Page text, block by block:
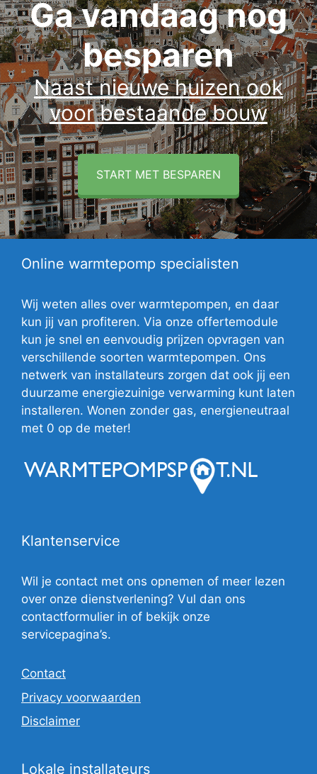
Ga vandaag nog
besparen
Naast nieuwe huizen ook
voor bestaande bouw
START MET BESPAREN
Online warmtepomp specialisten
Wij weten alles over warmtepompen, en daar
kun jij van profiteren. Via onze offertemodule
kun je snel en eenvoudig prijzen opvragen van
verschillende soorten warmtepompen. Ons
netwerk van installateurs zorgen dat ook jij een
duurzame energiezuinige verwarming kunt laten
installeren. Wonen zonder gas, energieneutraal
met 0 op de meter!
Klantenservice
Wil je contact met ons opnemen of meer lezen
over onze dienstverlening? Vul dan ons
contactformulier in of bekijk onze
servicepagina’s.
Contact
Privacy voorwaarden
Disclaimer
Lokale installateurs